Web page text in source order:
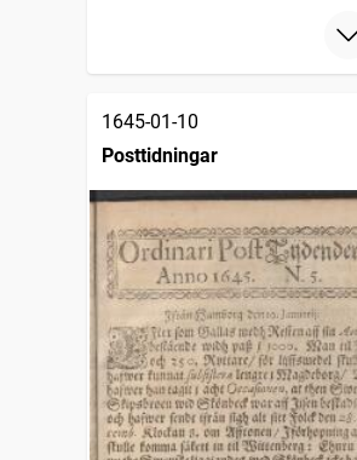
1645-01-10
Posttidningar